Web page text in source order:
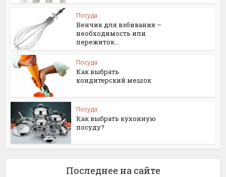
Посуда
Венчик для взбивания –
необходимость или
пережиток...
Посуда
Как выбрать
кондитерский мешок
Посуда
Как выбрать кухонную
посуду?
Последнее на сайте